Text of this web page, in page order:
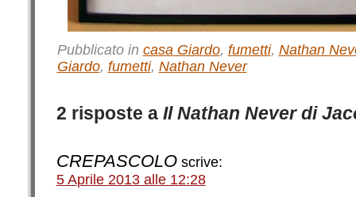
Pubblicato in casa Giardo, fumetti, Nathan
Giardo, fumetti, Nathan Never
2 risposte a Il Nathan Never di
CREPASCOLO scrive:
5 Aprile 2013 alle 12:28